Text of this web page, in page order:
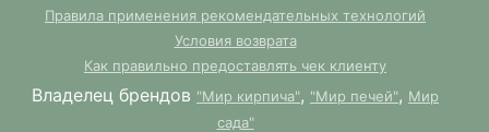
Правила применения рекомендательных технологий
Условия возврата
Как правильно предоставлять чек клиенту
Владелец брендов "Мир кирпича", "Мир печей", Мир
сада"